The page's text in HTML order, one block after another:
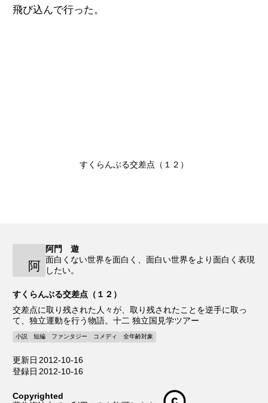
飛び込んで行った。
すくらんぶる交差点（１２）
阿
阿門 遊
面白くない世界を面白く、面白い世界をより面白く表現
したい。
すくらんぶる交差点（１２）
交差点に取り残された人々が、取り残されたことを逆手に取っ
て、独立運動を行う物語。十二 独立国見学ツアー
小説 短編 ファンタジー コメディ 全年齢対象
更新日 2012-10-16
登録日 2012-10-16
Copyrighted